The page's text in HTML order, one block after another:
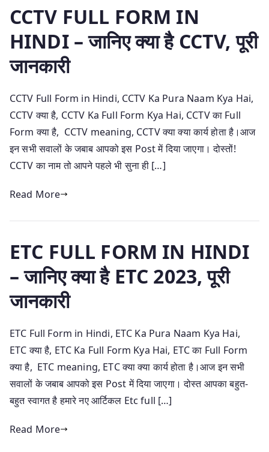
CCTV FULL FORM IN
HINDI – जानिए क्या है CCTV, पूरी
जानकारी
CCTV Full Form in Hindi, CCTV Ka Pura Naam Kya Hai,
CCTV क्या है, CCTV Ka Full Form Kya Hai, CCTV का Full
Form क्या है, CCTV meaning, CCTV क्या क्या कार्य होता है।आज
इन सभी सवालों के जबाब आपको इस Post में दिया जाएगा। दोस्तों!
CCTV का नाम तो आपने पहले भी सुना ही […]
Read More
ETC FULL FORM IN HINDI
– जानिए क्या है ETC 2023, पूरी
जानकारी
ETC Full Form in Hindi, ETC Ka Pura Naam Kya Hai,
ETC क्या है, ETC Ka Full Form Kya Hai, ETC का Full Form
क्या है, ETC meaning, ETC क्या क्या कार्य होता है।आज इन सभी
सवालों के जबाब आपको इस Post में दिया जाएगा। दोस्त आपका बहुत-
बहुत स्वागत है हमारे नए आर्टिकल Etc full […]
Read More